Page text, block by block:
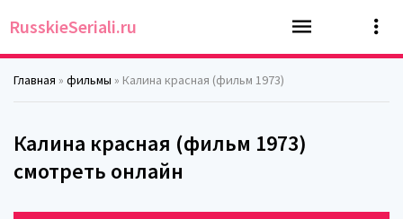
RusskieSeriali.ru
Главная » фильмы » Калина красная (фильм 1973)
Калина красная (фильм 1973)
смотреть онлайн